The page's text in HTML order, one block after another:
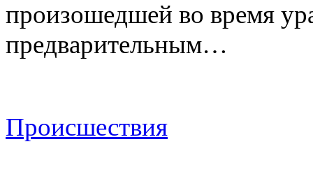
произошедшей во время
предварительным…
Происшествия